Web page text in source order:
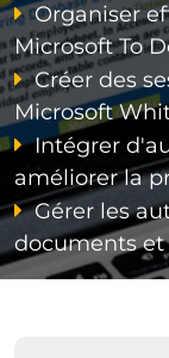
Organiser
Microsoft To
Créer des
Microsoft
Intégrer
améliorer la
Gérer les
documents et